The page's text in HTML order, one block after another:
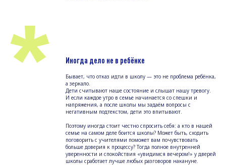
Иногда дело не в ребёнке
Бывает, что отказ идти в школу — это не проблема ребёнка,
а зеркало.
Дети считывают наше состояние и слышат нашу тревогу.
И если каждое утро в семье начинается со спешки и
напряжения, а после школы мы задаём вопросы с
негативным подтекстом, дети это впитывают.
Поэтому иногда стоит честно спросить себя: а кто в нашей
семье на самом деле боится школы? Может быть, сходить
поговорить с учителями поможет вам почувствовать
больше доверия к процессу? Тогда полное внутренней
уверенности и спокойствия «увидимся вечером!» у дверей
школы сработает лучше любых разговоров накануне.
*